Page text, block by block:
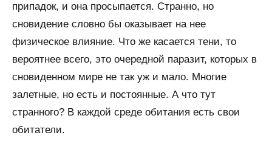
припадок, и она просыпается. Странно, но
сновидение словно бы оказывает на нее
физическое влияние. Что же касается тени, то
вероятнее всего, это очередной паразит, которых в
сновиденном мире не так уж и мало. Многие
залетные, но есть и постоянные. А что тут
странного? В каждой среде обитания есть свои
обитатели.